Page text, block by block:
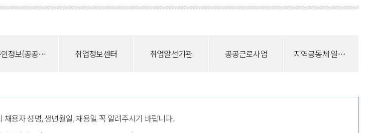
구인정보(공공일자리) 취업정보센터 취업알선기관 공공근로사업 지역공동체 일자리사업
채용자 성명, 생년월일, 채용일 꼭 알려주시기 바랍니다.